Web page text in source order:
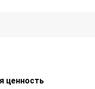
ценность